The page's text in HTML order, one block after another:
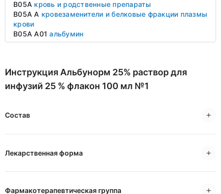
B05A кровь и родственные препараты
B05A A кровезаменители и белковые фракции плазмы
крови
B05A A01альбумин
Инструкция Альбунорм 25% раствор для
инфузий 25 % флакон 100 мл №1
Состав
Лекарственная форма
Фармакотерапевтическая группа